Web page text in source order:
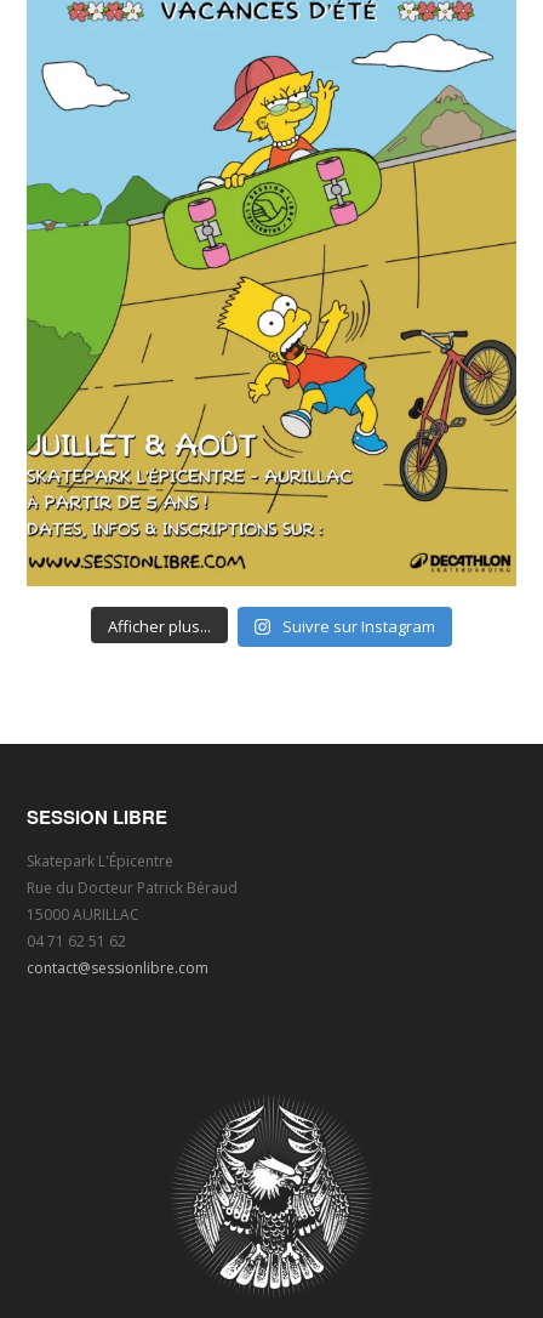
Afficher plus... Suivre sur Instagram
SESSION LIBRE
Skatepark L'Épicentre
Rue du Docteur Patrick Béraud
15000 AURILLAC
04 71 62 51 62
contact@sessionlibre.com